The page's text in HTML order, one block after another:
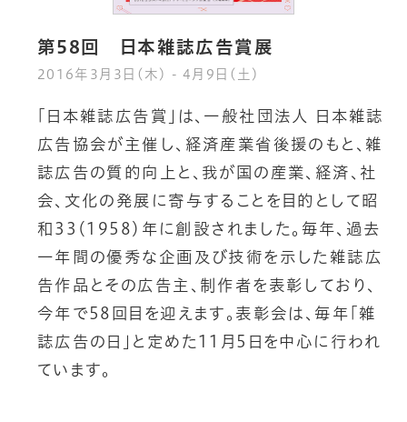
第58回 日本雑誌広告賞展
2016年3月3日(木) - 4月9日(土)
「日 本雑誌広告賞 」 は、 一般社 団法人 日 本雑誌
広告協会が主催 し、 経済産業省後援の も と、 雑
誌広告の質的 向 上 と、 我が国の産業、 経済、 社
会、 文化の発展 に寄与する ことを目的 と し て昭
和3 3 （1 95 8） 年に創 設さ れま し た。 毎年、 過去
一年間の優秀な企画及び技術を示 した雑誌広
告作品 とその広告主 、 制作者を表彰 し てお り、
今年で58回目 を迎えます。 表彰会は、 毎年 「雑
誌広告の日 」 と定めた1 1 月5 日を中心に 行われ
てい ます。